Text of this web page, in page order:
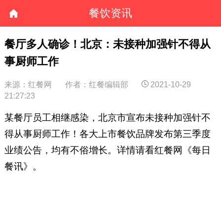
餐饮资讯
餐厅多人确诊！北京：未接种加强针不得从
事厨师工作
来源：红餐网 作者：红餐编辑部
2021-10-29
21:27:23
某餐厅员工相继感染，北京市宣布未接种加强针不
得从事厨师工作！各大上市餐饮品牌发布第三季度
业绩公告，均有不俗增长。详情请看红餐网《每日
餐讯》。